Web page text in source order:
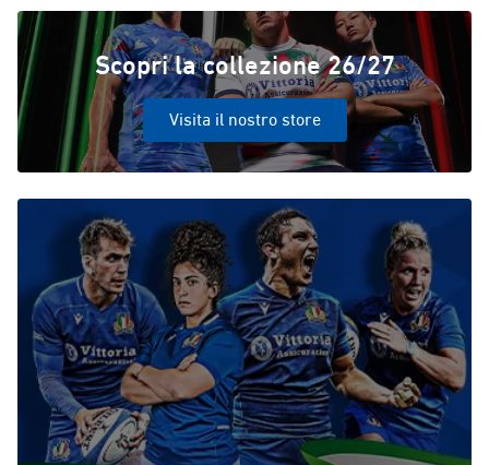
Scopri la collezione 26/27
Visita il nostro store